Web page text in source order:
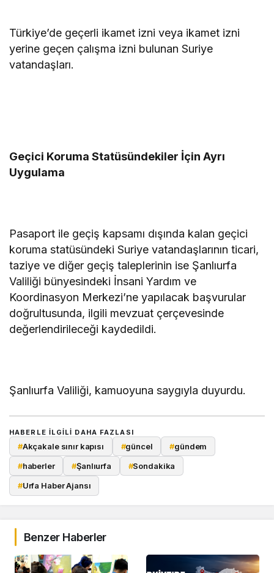
Türkiye’de geçerli ikamet izni veya ikamet izni
yerine geçen çalışma izni bulunan Suriye
vatandaşları.
Geçici Koruma Statüsündekiler İçin Ayrı
Uygulama
Pasaport ile geçiş kapsamı dışında kalan geçici
koruma statüsündeki Suriye vatandaşlarının ticari,
taziye ve diğer geçiş taleplerinin ise Şanlıurfa
Valiliği bünyesindeki İnsani Yardım ve
Koordinasyon Merkezi’ne yapılacak başvurular
doğrultusunda, ilgili mevzuat çerçevesinde
değerlendirileceği kaydedildi.
Şanlıurfa Valiliği, kamuoyuna saygıyla duyurdu.
HABERLE ILGILI DAHA FAZLASI
#Akçakale sınır kapısı #güncel #gündem
#haberler #Şanlıurfa #Sondakika
#Urfa Haber Ajansı
Benzer Haberler